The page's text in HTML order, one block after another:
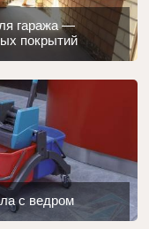
гаража —
покрытий
с ведром